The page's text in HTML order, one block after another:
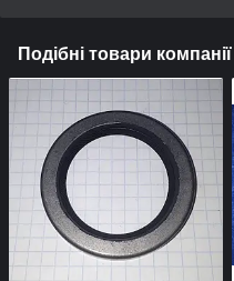
Подібні товари компанії